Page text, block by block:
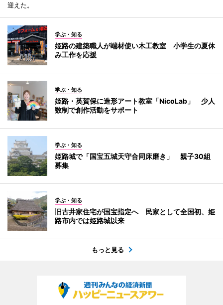
迎えた。
学ぶ・知る
姫路の建築職人が端材使い木工教室 小学生の夏休
み工作を応援
学ぶ・知る
姫路・英賀保に造形アート教室「NicoLab」 少人
数制で創作活動をサポート
学ぶ・知る
姫路城で「国宝五城天守合同床磨き」 親子30組
募集
学ぶ・知る
旧古井家住宅が国宝指定へ 民家として全国初、姫
路市内では姫路城以来
もっと見る